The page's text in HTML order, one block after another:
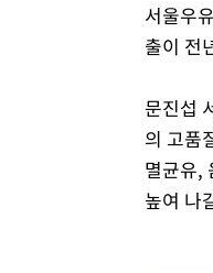
서울우
출이 전
문진섭
의 고품
멸균유,
높여 나